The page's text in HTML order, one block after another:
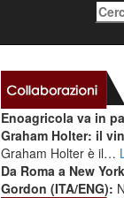
per:
Enoagricola va in
Graham Holter: il
Graham Holter è il…
Da Roma a New
Gordon (ITA/ENG):